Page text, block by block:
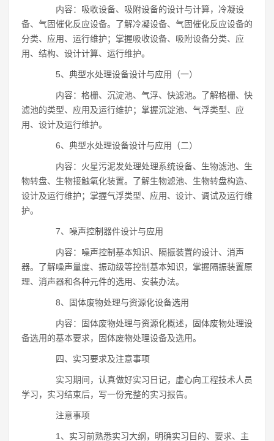
内容：吸收设备、吸附设备的设计与计算，冷凝设
备、气固催化反应设备。了解冷凝设备、气固催化反应设备的
分类、应用、运行维护；掌握吸收设备、吸附设备分类、应
用、结构、设计计算、运行维护。
5、典型水处理设备设计与应用（一）
内容：格栅、沉淀池、气浮、快滤池。了解格栅、快
滤池的类型、应用及运行维护；掌握沉淀池、气浮类型、应
用、设计及运行维护。
6、典型水处理设备设计与应用（二）
内容：火星污泥发处理处理系统设备、生物滤池、生
物转盘、生物接触氧化装置。了解生物滤池、生物转盘构造、
设计及运行维护；掌握气浮类型、应用、设计、调试及运行维
护。
7、噪声控制器件设计与应用
内容：噪声控制基本知识、隔振装置的设计、消声
器。了解噪声量度、振动级等控制基本知识，掌握隔振装置原
理、消声器和各种元件的选用、安装办法。
8、固体废物处理与资源化设备选用
内容：固体废物处理与资源化概述，固体废物处理设
备选用的基本要求，固体废物处理设备及选用。
四、实习要求及注意事项
实习期间，认真做好实习日记，虚心向工程技术人员
学习，实习结束后，写一份完整的实习报告。
注意事项
1、实习前熟悉实习大纲，明确实习目的、要求、主